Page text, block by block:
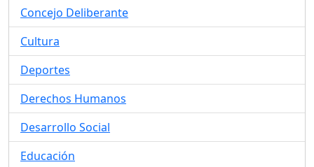
Concejo Deliberante
Cultura
Deportes
Derechos Humanos
Desarrollo Social
Educación